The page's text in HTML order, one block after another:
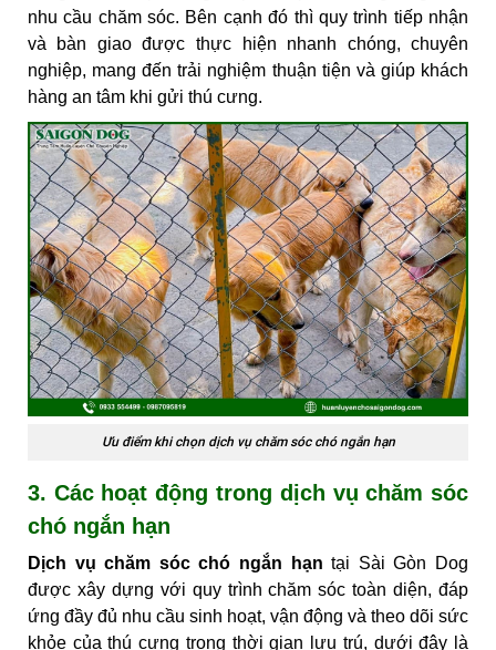
nhu cầu chăm sóc. Bên cạnh đó thì quy trình tiếp nhận
và bàn giao được thực hiện nhanh chóng, chuyên
nghiệp, mang đến trải nghiệm thuận tiện và giúp khách
hàng an tâm khi gửi thú cưng.
Ưu điểm khi chọn dịch vụ chăm sóc chó ngắn hạn
3. Các hoạt động trong dịch vụ chăm sóc
chó ngắn hạn
Dịch vụ chăm sóc chó ngắn hạn tại Sài Gòn Dog
được xây dựng với quy trình chăm sóc toàn diện, đáp
ứng đầy đủ nhu cầu sinh hoạt, vận động và theo dõi sức
khỏe của thú cưng trong thời gian lưu trú, dưới đây là